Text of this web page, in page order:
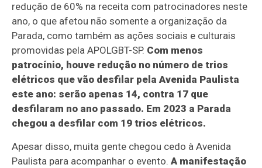
redução de 60% na receita com patrocinadores neste
ano, o que afetou não somente a organização da
Parada, como também as ações sociais e culturais
promovidas pela APOLGBT-SP. Com menos
patrocínio, houve redução no número de trios
elétricos que vão desfilar pela Avenida Paulista
este ano: serão apenas 14, contra 17 que
desfilaram no ano passado. Em 2023 a Parada
chegou a desfilar com 19 trios elétricos.
Apesar disso, muita gente chegou cedo à Avenida
Paulista para acompanhar o evento.A manifestação